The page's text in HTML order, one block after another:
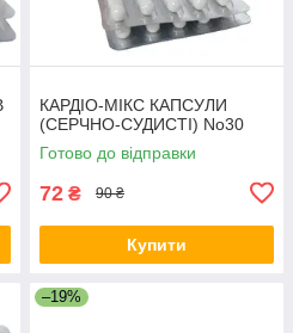
КАРДІО-МІКС КАПСУЛИ
(СЕРЧНО-СУДИСТІ) No30
Готово до відправки
72 ₴ 90 ₴
Купити
–19%